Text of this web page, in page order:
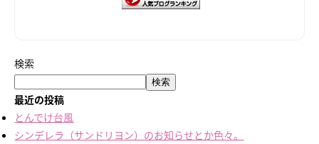
検索
検索
最近の投稿
とんでけ台風
シンデレラ（サンドリヨン）のお知らせとか色々。